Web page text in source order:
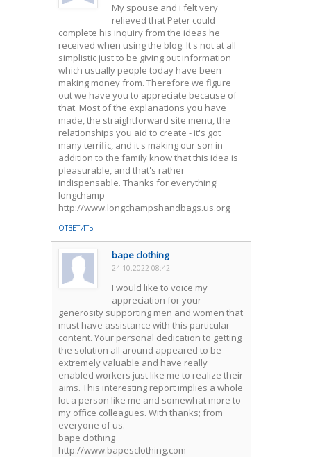
My spouse and i felt very
relieved that Peter could
complete his inquiry from the ideas he
received when using the blog. It's not at all
simplistic just to be giving out information
which usually people today have been
making money from. Therefore we figure
out we have you to appreciate because of
that. Most of the explanations you have
made, the straightforward site menu, the
relationships you aid to create - it's got
many terrific, and it's making our son in
addition to the family know that this idea is
pleasurable, and that's rather
indispensable. Thanks for everything!
longchamp
http://www.longchampshandbags.us.org
ОТВЕТИТЬ
bape clothing
24.10.2022 08:42
I would like to voice my
appreciation for your
generosity supporting men and women that
must have assistance with this particular
content. Your personal dedication to getting
the solution all around appeared to be
extremely valuable and have really
enabled workers just like me to realize their
aims. This interesting report implies a whole
lot a person like me and somewhat more to
my office colleagues. With thanks; from
everyone of us.
bape clothing
http://www.bapesclothing.com